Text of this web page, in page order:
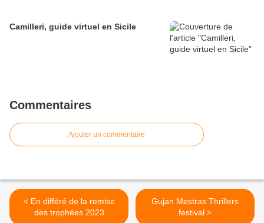
Camilleri, guide virtuel en Sicile
Commentaires
Ajouter un commentaire
< En différé de la remise
des trophées 2023
Gujan Mestras Thrillers
festival >